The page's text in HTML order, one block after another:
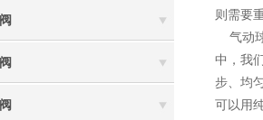
则需要
气动球
中，我
步、均
可以用